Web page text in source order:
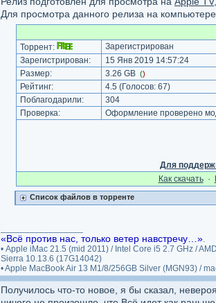
Для просмотра данного релиза на
Торрент:
Зарегистрирован
Зарегистрирован:
15 Янв 2019 14:57:24
Размер:
3.26 GB ()
Рейтинг: 4.5 (Голосов: 67)
Поблагодарили:
304
Проверка:
Оформление проверено
Для
Как cкачать·
Список файлов в торренте
«Всё против нас, только ветер навстречу…».
• Apple iMac 21.5 (mid 2011) / Intel Core i5 2.7 GHz /
Sierra 10.13.6 (17G14042)
• Apple MacBook Air 13 M1/8/256GB Silver (MGN93) /
Получилось что-то новое, я бы сказал,